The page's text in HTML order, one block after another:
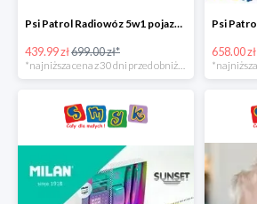
Psi Patrol Radiowóz 5w1 pojazd ratunkowy z figurką Chase'a -37%
439.99 zł699.00 zł* 658.00 zł